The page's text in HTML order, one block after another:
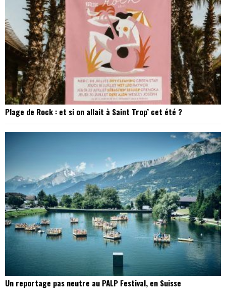
Plage de Rock : et si on allait à Saint Trop’ cet été ?
Un reportage pas neutre au PALP Festival, en Suisse